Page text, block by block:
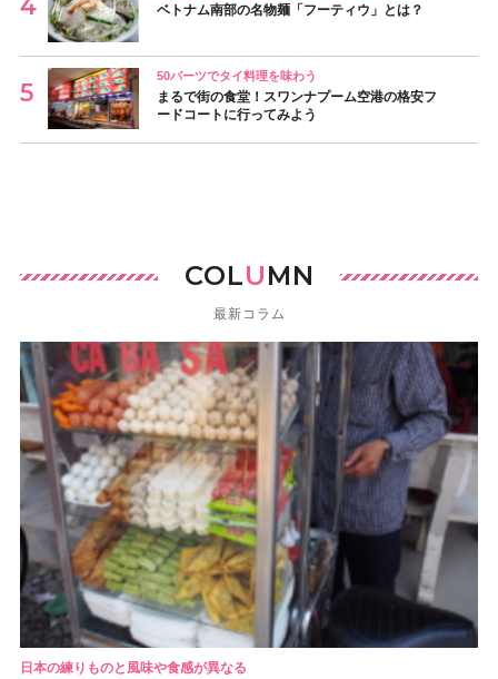
ベトナム南部の名物麺「フーティウ」とは？
50バーツでタイ料理を味わう
まるで街の食堂！スワンナプーム空港の格安フ
ードコートに行ってみよう
COLUMN
最新コラム
日本の練りものと風味や食感が異なる